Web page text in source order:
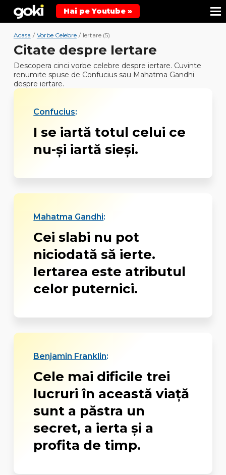
Hai pe Youtube »
Acasa / Vorbe Celebre / Iertare (5)
Citate despre Iertare
Descopera cinci vorbe celebre despre iertare. Cuvinte
renumite spuse de Confucius sau Mahatma Gandhi
despre iertare.
Confucius:
I se iartă totul celui ce
nu-şi iartă sieşi.
Mahatma Gandhi:
Cei slabi nu pot
niciodată să ierte.
Iertarea este atributul
celor puternici.
Benjamin Franklin:
Cele mai dificile trei
lucruri în această viață
sunt a păstra un
secret, a ierta și a
profita de timp.